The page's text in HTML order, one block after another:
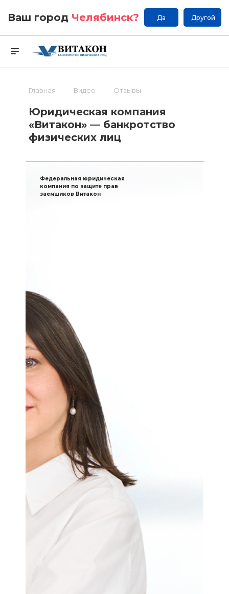
Ваш город Челябинск? Да Другой
Главная Видео Отзывы
Юридическая компания
«Витакон» — банкротство
физических лиц
Федеральная юридическая
компания по защите прав
заемщиков Витакон